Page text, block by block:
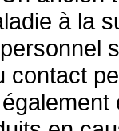
à la
contact